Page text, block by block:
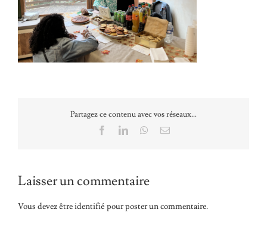
Partagez ce contenu avec vos réseaux...
FacebookLinkedInWhatsApp
Email
Laisser un commentaire
Vous devez êtreidentifié pour poster un commentaire.